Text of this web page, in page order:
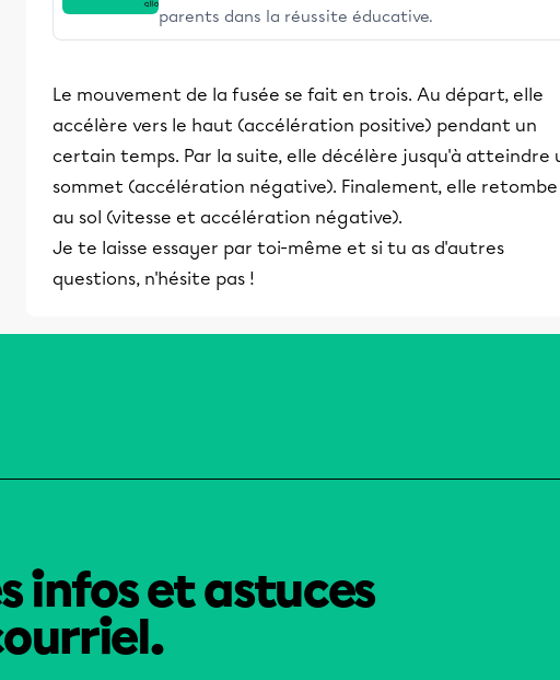
parents dans la réussite éducative.
Le mouvement de la fusée se fait en trois. Au départ, elle
accélère vers le haut (accélération positive) pendant un
certain temps. Par la suite, elle décélère jusqu'à atteindre
sommet (accélération négative). Finalement, elle retombe
au sol (vitesse et accélération négative).
Je te laisse essayer par toi-même et si tu as d'autres
questions, n'hésite pas !
infos et astuces